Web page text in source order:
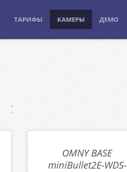
ТАРИФЫ КАМЕРЫ ДЕМО
.
OMNY BASE
miniBullet2Е-WDS-